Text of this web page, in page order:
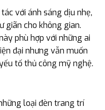
với ánh sáng dịu nhẹ,
giãn cho không gian.
phù hợp với những ai
đại nhưng vẫn muốn
tố thủ công mỹ nghệ.
loại đèn trang trí